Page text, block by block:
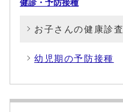
健診・予防接種
お子さんの健康診査
幼児期の予防接種